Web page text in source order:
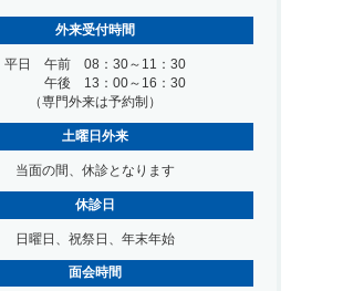
外来受付時間
平日 午前 08：30～11：30
午後 13：00～16：30
（専門外来は予約制）
土曜日外来
当面の間、休診となります
休診日
日曜日、祝祭日、年末年始
面会時間